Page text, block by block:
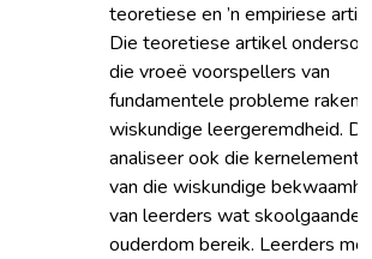
teoretiese en ’n empiriese
Die teoretiese artikel
die vroeë voorspellers van
fundamentele probleme
wiskundige leergeremdheid. Dit
analiseer ook die kernelemente
van die wiskundige
van leerders wat skoolgaande
ouderdom bereik. Leerders met